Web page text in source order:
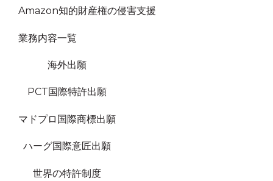
Amazon知的財産権の侵害支援
業務内容一覧
海外出願
PCT国際特許出願
マドプロ国際商標出願
ハーグ国際意匠出願
世界の特許制度